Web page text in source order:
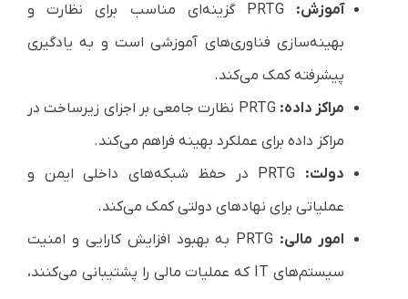
آموزش:
PRTG گزینه‌ای مناسب برای نظارت و
بهینه‌سازی فناوری‌های آموزشی است و به یادگیری
پیشرفته کمک می‌کند.
مراکز داده:
PRTG نظارت جامعی بر اجزای زیرساخت در
مراکز داده برای عملکرد بهینه فراهم می‌کند.
دولت:
PRTG در حفظ شبکه‌های داخلی ایمن و
عملیاتی برای نهادهای دولتی کمک می‌کند.
امور مالی:
PRTG به بهبود افزایش کارایی و امنیت
سیستم‌های IT که عملیات مالی را پشتیبانی می‌کنند،